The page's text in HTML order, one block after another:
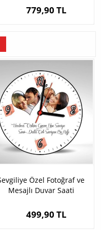
779,90 TL
Özel Fotoğraf ve
Mesajlı Duvar Saati
499,90 TL